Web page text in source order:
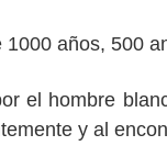
años, 500
el hombre
y al